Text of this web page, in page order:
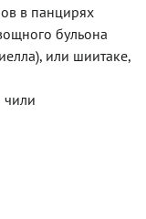
в панцирях
бульона
или шиитаке,
чили